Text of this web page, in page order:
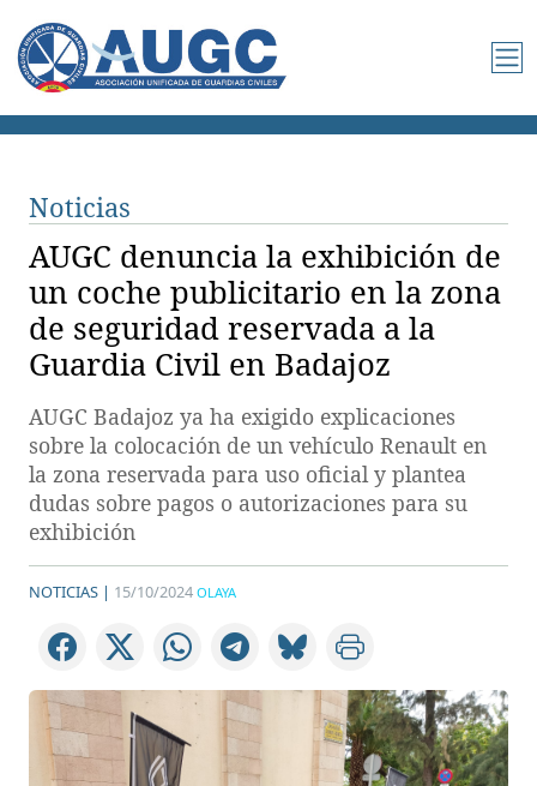
Noticias
AUGC denuncia la exhibición de
un coche publicitario en la zona
de seguridad reservada a la
Guardia Civil en Badajoz
AUGC Badajoz ya ha exigido explicaciones
sobre la colocación de un vehículo Renault en
la zona reservada para uso oficial y plantea
dudas sobre pagos o autorizaciones para su
exhibición
NOTICIAS | 15/10/2024 OLAYA